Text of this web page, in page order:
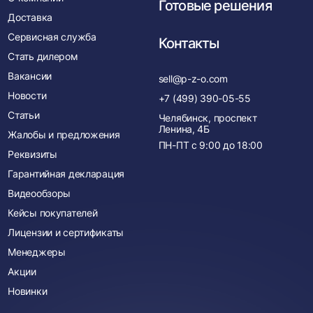
Доставка
Сервисная служба
Стать дилером
Вакансии
Новости
Статьи
Жалобы и предложения
Реквизиты
Гарантийная декларация
Видеообзоры
Кейсы покупателей
Лицензии и сертификаты
Менеджеры
Акции
Новинки
Готовые решения
Контакты
sell@p-z-o.com
+7 (499) 390-05-55
Челябинск, проспект
Ленина, 4Б
ПН-ПТ с 9:00 до 18:00